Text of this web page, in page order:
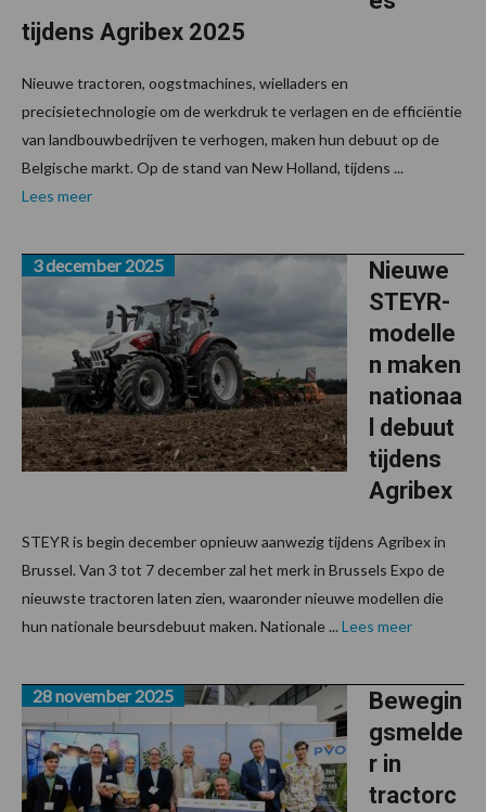
tijdens Agribex 2025
Nieuwe tractoren, oogstmachines, wielladers en
precisietechnologie om de werkdruk te verlagen en de efficiëntie
van landbouwbedrijven te verhogen, maken hun debuut op de
Belgische markt. Op de stand van New Holland, tijdens ...
Lees meer
Nieuwe
STEYR-
modelle
n maken
nationaa
l debuut
tijdens
Agribex
3 december 2025
STEYR is begin december opnieuw aanwezig tijdens Agribex in
Brussel. Van 3 tot 7 december zal het merk in Brussels Expo de
nieuwste tractoren laten zien, waaronder nieuwe modellen die
hun nationale beursdebuut maken. Nationale ... Lees meer
Bewegin
gsmelde
r in
tractorc
28 november 2025